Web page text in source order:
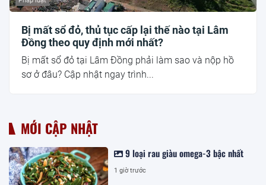
Bị mất sổ đỏ, thủ tục cấp lại thế nào tại Lâm
Đồng theo quy định mới nhất?
Bị mất sổ đỏ tại Lâm Đồng phải làm sao và nộp hồ
sơ ở đâu? Cập nhật ngay trình...
MỚI CẬP NHẬT
9 loại rau giàu omega-3 bậc nhất
1 giờ trước